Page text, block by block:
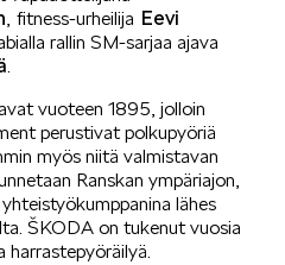
, fitness-urheilija Eevi
rallin SM-sarjaa ajava
.
vuoteen 1895, jolloin
perustivat polkupyöriä
myös niitä valmistavan
Ranskan ympäriajon,
lähes
ŠKODA on tukenut vuosia
harrastepyöräilyä.